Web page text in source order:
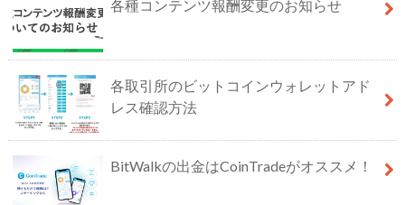
各種コンテンツ報酬変更のお知らせ
各取引所のビットコインウォレットアド
レス確認方法
BitWalkの出金はCoinTradeがオススメ！